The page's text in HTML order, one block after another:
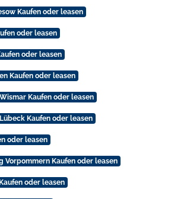
Kaufen oder leasen
oder leasen
oder leasen
Kaufen oder leasen
Kaufen oder leasen
Kaufen oder leasen
oder leasen
Vorpommern Kaufen oder leasen
oder leasen